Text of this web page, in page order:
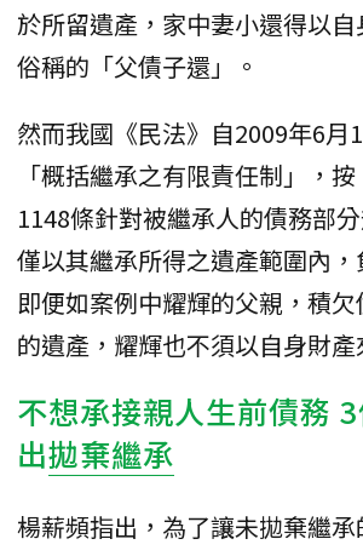
於所留遺產，家中妻小還得以
俗稱的「父債子還」。
然而我國《民法》自2009年6月
「概括繼承之有限責任制」，
1148條針對被繼承人的債務部
僅以其繼承所得之遺產範圍內，
即便如案例中耀輝的父親，積
的遺產，耀輝也不須以自身財產
不想承接親人生前債務
出拋棄繼承
楊薪頻指出，為了讓未拋棄繼